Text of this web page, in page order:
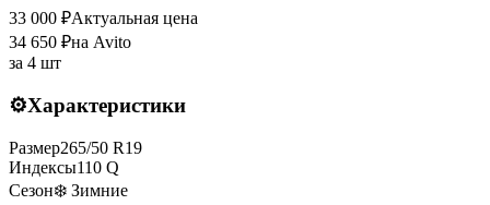
33 000 ₽Актуальная цена
34 650 ₽на Avito
за 4 шт
⚙️Характеристики
Размер265/50 R19
Индексы110 Q
Сезон❄️ Зимние